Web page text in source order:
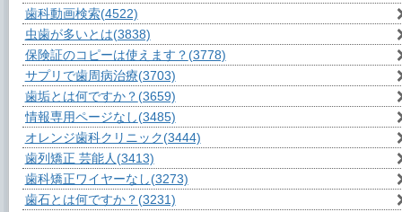
歯科動画検索(4522)
虫歯が多いとは(3838)
保険証のコピーは使えます？ (3778)
サプリで歯周病治療(3703)
歯垢とは何ですか？ (3659)
情報専用ページなし(3485)
オレンジ歯科クリニック(3444)
歯列矯正 芸能人 (3413)
歯科矯正ワイヤーなし(3273)
歯石とは何ですか？ (3231)